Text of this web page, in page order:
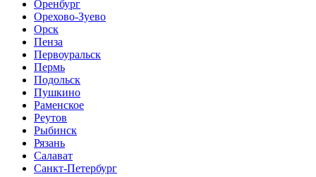
Оренбург
Орехово-Зуево
Орск
Пенза
Первоуральск
Пермь
Подольск
Пушкино
Раменское
Реутов
Рыбинск
Рязань
Салават
Санкт-Петербург